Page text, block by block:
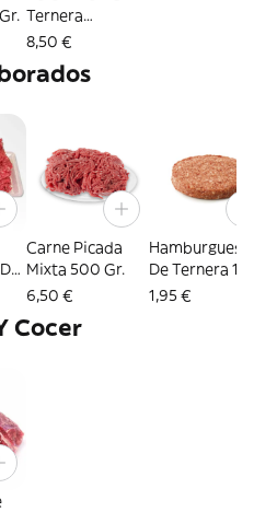
Ternera
Medallones 180
8,50 €
Carne Picada
Mixta 500 Gr.
6,50 €
De Ternera 1
125 Gr.
1,95 €
Cocer